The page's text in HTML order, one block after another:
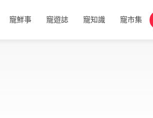
寵鮮事 寵遊誌 寵知識 寵市集